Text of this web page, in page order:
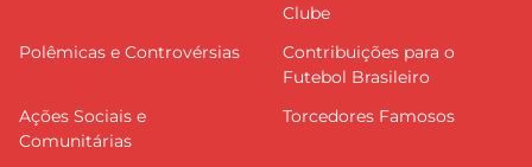
Clube
Polêmicas e Controvérsias
Contribuições para o
Futebol Brasileiro
Ações Sociais e
Comunitárias
Torcedores Famosos